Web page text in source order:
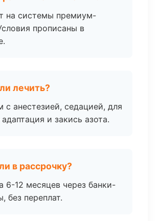
на системы премиум-
прописаны в
лечить?
с анестезией, седацией, для
и закись азота.
в рассрочку?
6-12 месяцев через банки-
без переплат.